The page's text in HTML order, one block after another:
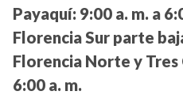
Payaquí: 9:00 a. m. a
Florencia Sur parte
Florencia Norte y Tres
6:00 a. m.